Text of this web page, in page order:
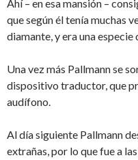
Ahí – en esa mansión –
que según él tenía muchas
diamante, y era una
Una vez más Pallmann se
dispositivo traductor, que
audífono.
Al día siguiente Pallmann
extrañas, por lo que fue a